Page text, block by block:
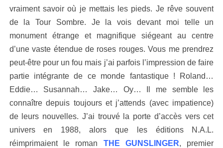
vraiment savoir où je mettais les pieds. Je rêve souvent
de la Tour Sombre. Je la vois devant moi telle un
monument étrange et magnifique siégeant au centre
d’une vaste étendue de roses rouges. Vous me prendrez
peut-être pour un fou mais j’ai parfois l’impression de faire
partie intégrante de ce monde fantastique ! Roland…
Eddie… Susannah… Jake… Oy… Il me semble les
connaître depuis toujours et j’attends (avec impatience)
de leurs nouvelles. J’ai trouvé la porte d’accès vers cet
univers en 1988, alors que les éditions N.A.L.
réimprimaient le roman THE GUNSLINGER, premier